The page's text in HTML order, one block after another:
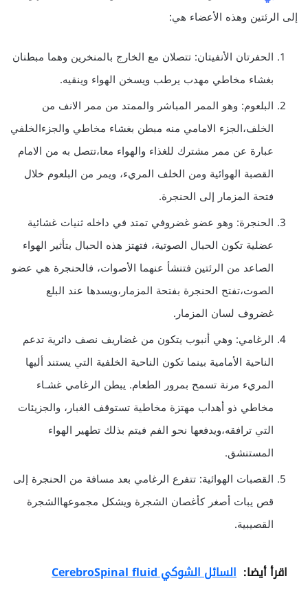
إلى الرئتين وهذه الأعضاء هي:
الحفرتان الأنفيتان: تتصلان مع الخارج بالمنخرين وهما مبطنان
بغشاء مخاطي مهدب يرطب ويسخن الهواء وينقيه.
البلعوم: وهو الممر المباشر والممتد من ممر الانف من
الخلف،الجزء الامامي منه مبطن بغشاء مخاطي والجزءالخلفي
عبارة عن ممر مشترك للغذاء والهواء معا،تتصل به من الامام
القصبة الهوائية ومن الخلف المريء، ويمر من البلعوم خلال
فتحة المزمار إلى الحنجرة.
الحنجرة: وهو عضو غضروفي تمتد في داخله ثنيات غشائية
عضلية تكون الحبال الصوتية، فتهتز هذه الحبال بتأثير الهواء
الصاعد من الرئتين فتنشأ عنهما الأصوات، فالحنجرة هي عضو
الصوت،تفتح الحنجرة بفتحة المزمار،ويسدها عند البلع
غضروف لسان المزمار.
الرغامي: وهي أنبوب يتكون من غضاريف نصف دائرية تدعم
الناحية الأمامية بينما تكون الناحية الخلفية التي يستند أليها
المريء مرنة تسمح بمرور الطعام. يبطن الرغامي غشـاء
مخاطي ذو أهداب مهتزة مخاطية تستوقف الغبار، والجزيئات
التي ترافقه،ويدفعها نحو الفم فيتم بذلك تطهير الهواء
المستنشق.
القصبات الهوائية: تتفرع الرغامي بعد مسافة من الحنجرة إلى
قص يبات أصغر كأغصان الشجرة ويشكل مجموعهاالشجرة
القصيبية.
اقرأ أيضا: السائل الشوكي CerebroSpinal fluid